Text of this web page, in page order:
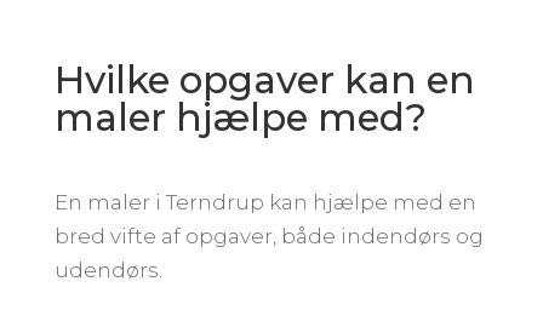
Hvilke opgaver kan en
maler hjælpe med?
En maler i Terndrup kan hjælpe med en
bred vifte af opgaver, både indendørs og
udendørs.